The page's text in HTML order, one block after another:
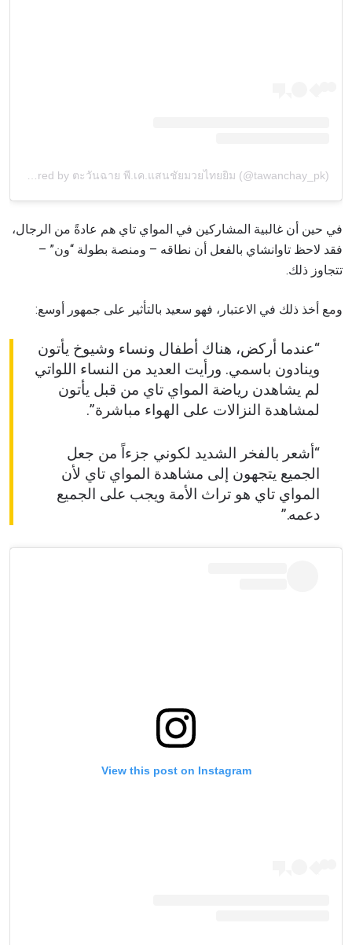
في حين أن غالبية المشاركين في المواي تاي هم عادةً من الرجال،
فقد لاحظ تاوانشاي بالفعل أن نطاقه – ومنصة بطولة “ون” –
تتجاوز ذلك.
ومع أخذ ذلك في الاعتبار، فهو سعيد بالتأثير على جمهور أوسع:
“عندما أركض، هناك أطفال ونساء وشيوخ يأتون
وينادون باسمي. ورأيت العديد من النساء اللواتي
لم يشاهدن رياضة المواي تاي من قبل يأتون
لمشاهدة النزالات على الهواء مباشرة”.
“أشعر بالفخر الشديد لكوني جزءاً من جعل
الجميع يتجهون إلى مشاهدة المواي تاي لأن
المواي تاي هو تراث الأمة ويجب على الجميع
دعمه.”
View this post on Instagram